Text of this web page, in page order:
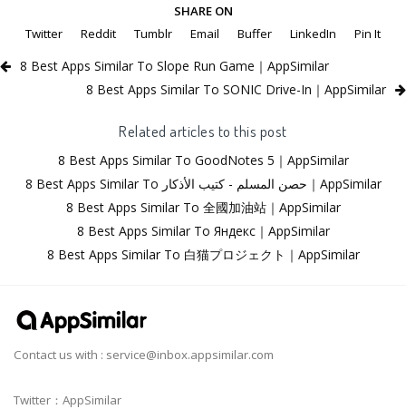
SHARE ON
Twitter
Reddit Tumblr Email Buffer LinkedIn Pin It
8 Best Apps Similar To Slope Run Game｜AppSimilar
8 Best Apps Similar To SONIC Drive-In｜AppSimilar
Related articles to this post
8 Best Apps Similar To GoodNotes 5｜AppSimilar
8 Best Apps Similar To حصن المسلم - كتيب الأذكار｜AppSimilar
8 Best Apps Similar To 全國加油站｜AppSimilar
8 Best Apps Similar To Яндекс｜AppSimilar
8 Best Apps Similar To 白猫プロジェクト｜AppSimilar
Contact us with : service@inbox.appsimilar.com
Twitter：AppSimilar